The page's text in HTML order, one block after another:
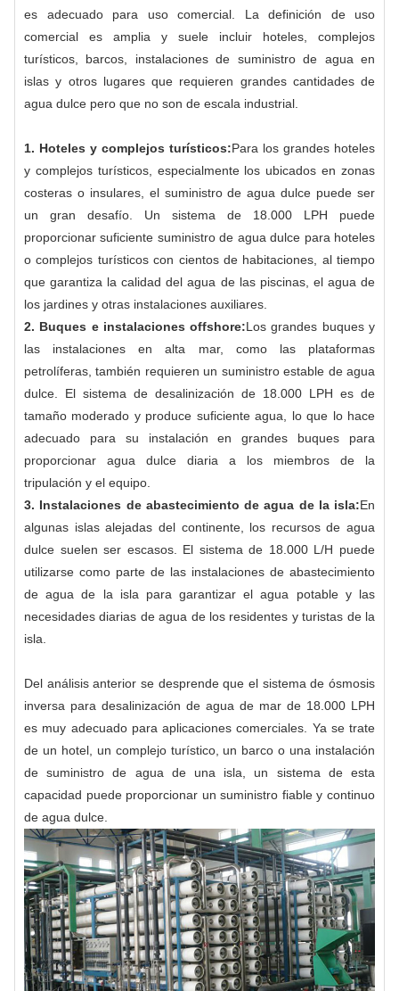
es adecuado para uso comercial. La definición de uso
comercial es amplia y suele incluir hoteles, complejos
turísticos, barcos, instalaciones de suministro de agua en
islas y otros lugares que requieren grandes cantidades de
agua dulce pero que no son de escala industrial.
1. Hoteles y complejos turísticos:Para los grandes hoteles
y complejos turísticos, especialmente los ubicados en zonas
costeras o insulares, el suministro de agua dulce puede ser
un gran desafío. Un sistema de 18.000 LPH puede
proporcionar suficiente suministro de agua dulce para hoteles
o complejos turísticos con cientos de habitaciones, al tiempo
que garantiza la calidad del agua de las piscinas, el agua de
los jardines y otras instalaciones auxiliares.
2. Buques e instalaciones offshore:Los grandes buques y
las instalaciones en alta mar, como las plataformas
petrolíferas, también requieren un suministro estable de agua
dulce. El sistema de desalinización de 18.000 LPH es de
tamaño moderado y produce suficiente agua, lo que lo hace
adecuado para su instalación en grandes buques para
proporcionar agua dulce diaria a los miembros de la
tripulación y el equipo.
3. Instalaciones de abastecimiento de agua de la isla:En
algunas islas alejadas del continente, los recursos de agua
dulce suelen ser escasos. El sistema de 18.000 L/H puede
utilizarse como parte de las instalaciones de abastecimiento
de agua de la isla para garantizar el agua potable y las
necesidades diarias de agua de los residentes y turistas de la
isla.
Del análisis anterior se desprende que el sistema de ósmosis
inversa para desalinización de agua de mar de 18.000 LPH
es muy adecuado para aplicaciones comerciales. Ya se trate
de un hotel, un complejo turístico, un barco o una instalación
de suministro de agua de una isla, un sistema de esta
capacidad puede proporcionar un suministro fiable y continuo
de agua dulce.